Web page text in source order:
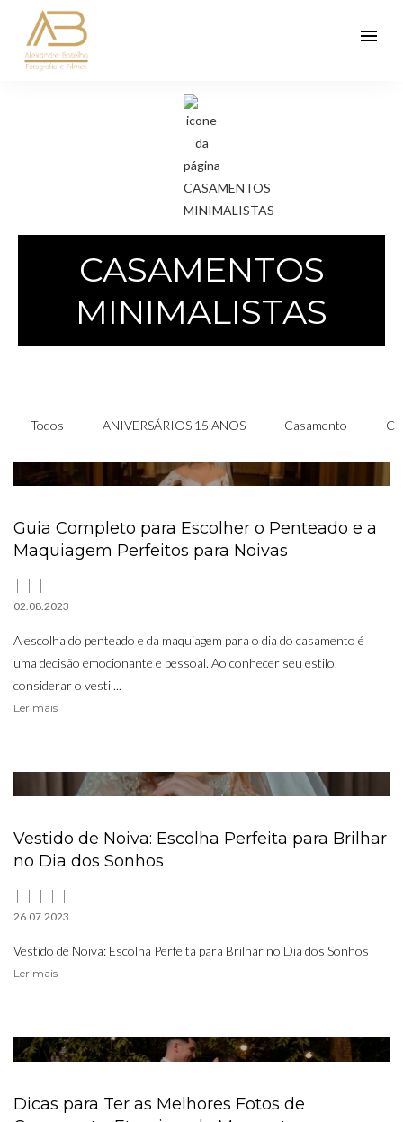
menu
CASAMENTOS
MINIMALISTAS
Todos ANIVERSÁRIOS 15 ANOS Casamento
Guia Completo para Escolher o Penteado e a
Maquiagem Perfeitos para Noivas
02.08.2023
A escolha do penteado e da maquiagem para o dia do casamento é
uma decisão emocionante e pessoal. Ao conhecer seu estilo,
considerar o vesti ...
Ler mais
Vestido de Noiva: Escolha Perfeita para Brilhar
no Dia dos Sonhos
26.07.2023
Vestido de Noiva: Escolha Perfeita para Brilhar no Dia dos Sonhos
Ler mais
Dicas para Ter as Melhores Fotos de